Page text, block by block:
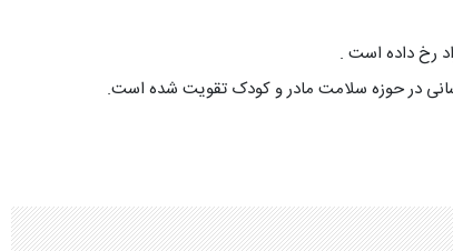
در حوزه سلامت مادر و کودک تقویت شده است.